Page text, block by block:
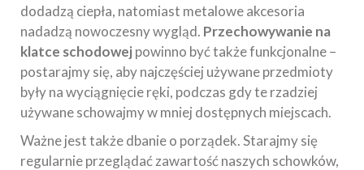
dodadzą ciepła, natomiast metalowe akcesoria
nadadzą nowoczesny wygląd. Przechowywanie na
klatce schodowejpowinno być także funkcjonalne –
postarajmy się, aby najczęściej używane przedmioty
były na wyciągnięcie ręki, podczas gdy te rzadziej
używane schowajmy w mniej dostępnych miejscach.
Ważne jest także dbanie o porządek. Starajmy się
regularnie przeglądać zawartość naszych schowków,